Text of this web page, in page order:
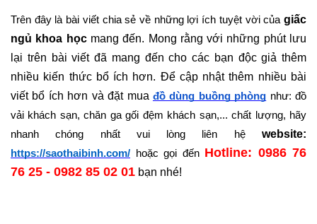
Trên đây là bài viết chia sẻ về những lợi ích tuyệt vời của giấc
ngủ khoa học mang đến. Mong rằng với những phút lưu
lại trên bài viết đã mang đến cho các bạn độc giả thêm
nhiều kiến thức bổ ích hơn. Để cập nhật thêm nhiều bài
viết bổ ích hơn và đặt mua đồ dùng buồng phòng như: đồ
vải khách sạn, chăn ga gối đệm khách sạn,... chất lượng, hãy
nhanh chóng nhất vui lòng liên hệ
https://saothaibinh.com/ hoặc gọi đến Hotline: 0986 76
76 25 - 0982 85 02 01 bạn nhé!